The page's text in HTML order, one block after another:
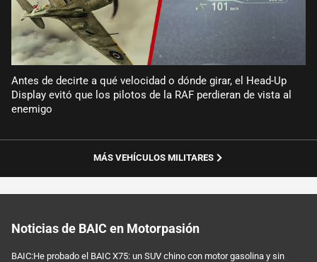
Antes de decirte a qué velocidad o dónde girar, el Head-Up
Display evitó que los pilotos de la RAF perdieran de vista al
enemigo
MÁS VEHÍCULOS MILITARES
Noticias de BAIC en Motorpasión
BAIC:He probado el BAIC X75: un SUV chino con motor gasolina y sin